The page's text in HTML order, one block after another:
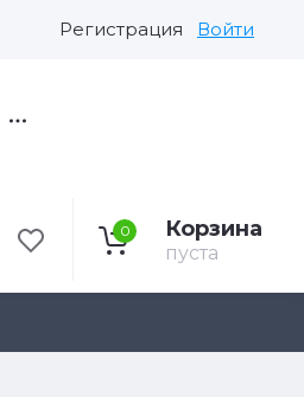
Регистрация Войти
0 Корзина
пуста